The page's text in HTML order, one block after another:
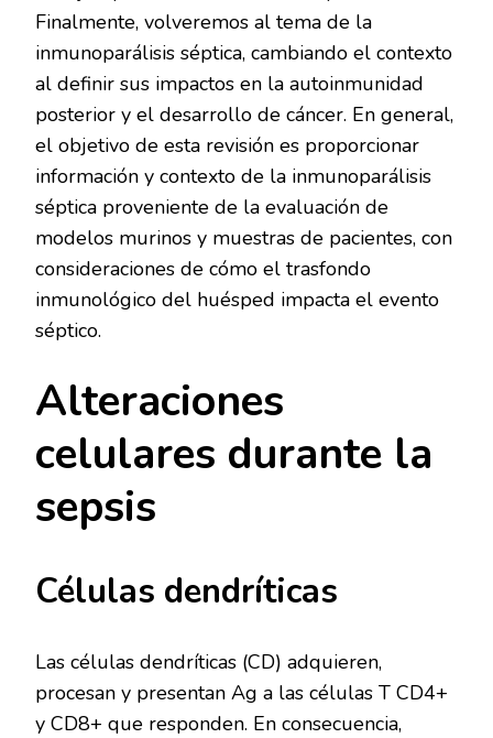
Finalmente, volveremos al tema de la
inmunoparálisis séptica, cambiando el contexto
al definir sus impactos en la autoinmunidad
posterior y el desarrollo de cáncer. En general,
el objetivo de esta revisión es proporcionar
información y contexto de la inmunoparálisis
séptica proveniente de la evaluación de
modelos murinos y muestras de pacientes, con
consideraciones de cómo el trasfondo
inmunológico del huésped impacta el evento
séptico.
Alteraciones
celulares durante la
sepsis
Células dendríticas
Las células dendríticas (CD) adquieren,
procesan y presentan Ag a las células T CD4+
y CD8+ que responden. En consecuencia,